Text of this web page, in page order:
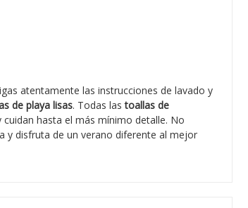
atentamente las instrucciones de lavado y
de playa lisas. Todas lastoallas de
hasta el más mínimo detalle. No
y disfruta de un verano diferente al mejor